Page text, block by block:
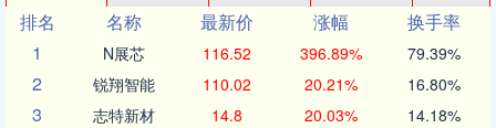
排名
名称 最新价 涨幅
换手率
1
N展芯 116.52 396.89% 79.39%
2 锐翔智能 110.02 20.21% 16.80%
3 志特新材 14.8 20.03% 14.18%